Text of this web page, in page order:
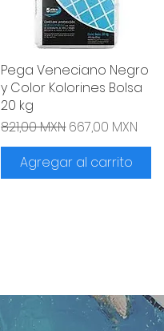
Vista rápida
Pega Veneciano Negro
y Color Kolorines Bolsa
20 kg
Precio
821,00 MXN Precio de oferta
667,00 MXN
Agregar al carrito